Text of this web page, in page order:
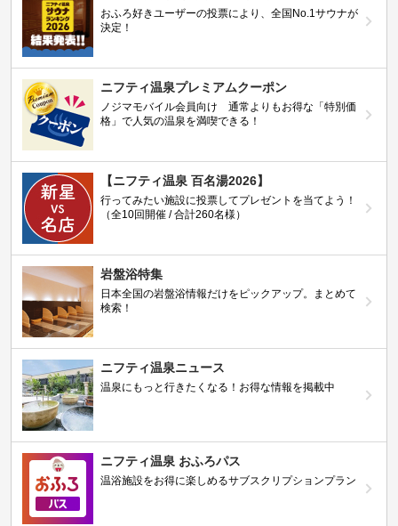
おふろ好きユーザーの投票により、全国No.1サウナが
決定！
ニフティ温泉プレミアムクーポン
ノジマモバイル会員向け 通常よりもお得な「特別価
格」で人気の温泉を満喫できる！
【ニフティ温泉 百名湯2026】
行ってみたい施設に投票してプレゼントを当てよう！
（全10回開催 / 合計260名様）
岩盤浴特集
日本全国の岩盤浴情報だけをピックアップ。まとめて
検索！
ニフティ温泉ニュース
温泉にもっと行きたくなる！お得な情報を掲載中
ニフティ温泉 おふろパス
温浴施設をお得に楽しめるサブスクリプションプラン